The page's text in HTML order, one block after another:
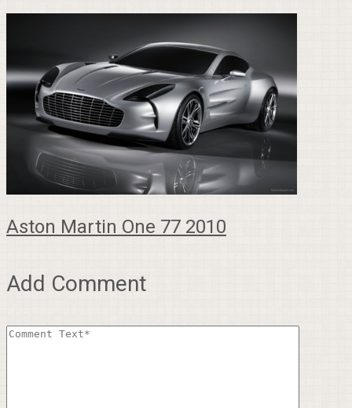
Aston Martin One 77 2010
Add Comment